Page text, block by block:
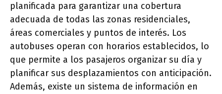
planificada para garantizar una cobertura
adecuada de todas las zonas residenciales,
áreas comerciales y puntos de interés. Los
autobuses operan con horarios establecidos, lo
que permite a los pasajeros organizar su día y
planificar sus desplazamientos con anticipación.
Además, existe un sistema de información en